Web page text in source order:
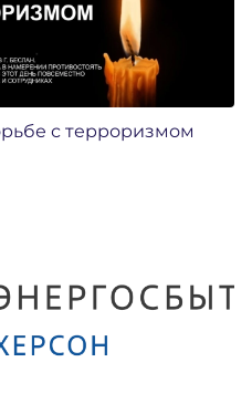
с терроризмом